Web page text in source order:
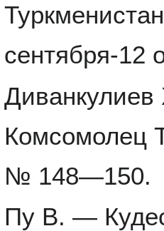
сентября-
Комсомолец
№ 148—150.
Пу В. —